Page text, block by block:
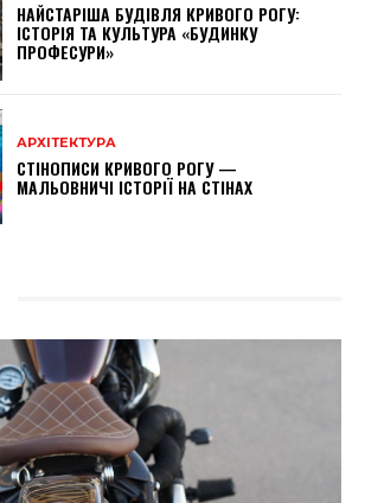
НАЙСТАРІША БУДІВЛЯ КРИВОГО РОГУ:
ІСТОРІЯ ТА КУЛЬТУРА «БУДИНКУ
ПРОФЕСУРИ»
АРХІТЕКТУРА
СТІНОПИСИ КРИВОГО РОГУ —
МАЛЬОВНИЧІ ІСТОРІЇ НА СТІНАХ